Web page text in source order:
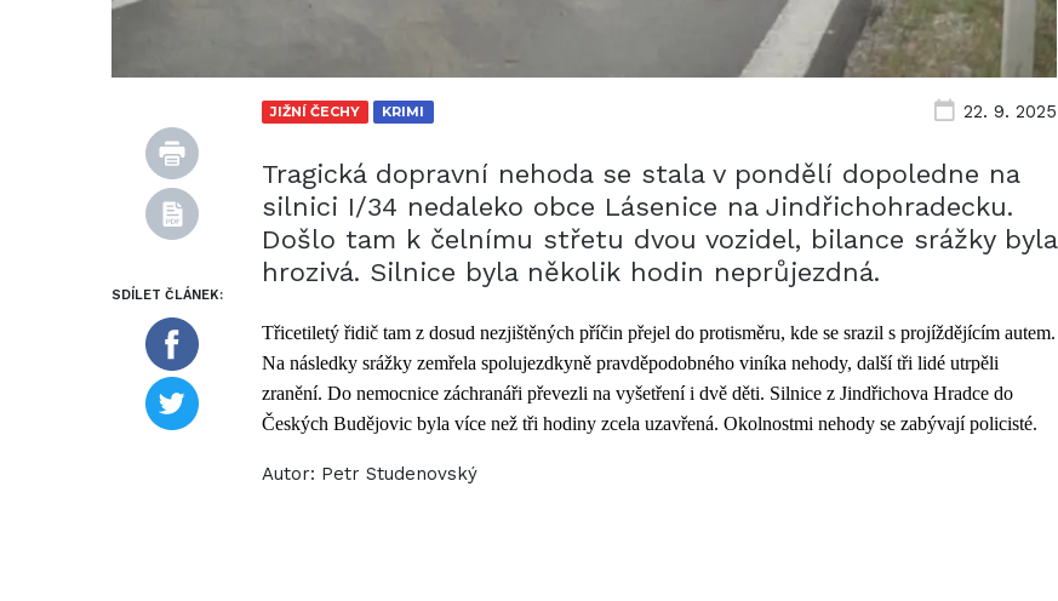
SDÍLET ČLÁNEK:
JIŽNÍ ČECHY KRIMI 22. 9. 2025
Tragická dopravní nehoda se stala v pondělí dopoledne na
silnici I/34 nedaleko obce Lásenice na Jindřichohradecku.
Došlo tam k čelnímu střetu dvou vozidel, bilance srážky byla
hrozivá. Silnice byla několik hodin neprůjezdná.
Třicetiletý řidič tam z dosud nezjištěných příčin přejel do protisměru, kde se srazil s projíždějícím autem.
Na následky srážky zemřela spolujezdkyně pravděpodobného viníka nehody, další tři lidé utrpěli
zranění. Do nemocnice záchranáři převezli na vyšetření i dvě děti. Silnice z Jindřichova Hradce do
Českých Budějovic byla více než tři hodiny zcela uzavřená. Okolnostmi nehody se zabývají policisté.
Autor: Petr Studenovský